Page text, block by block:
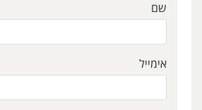
שם
אימייל